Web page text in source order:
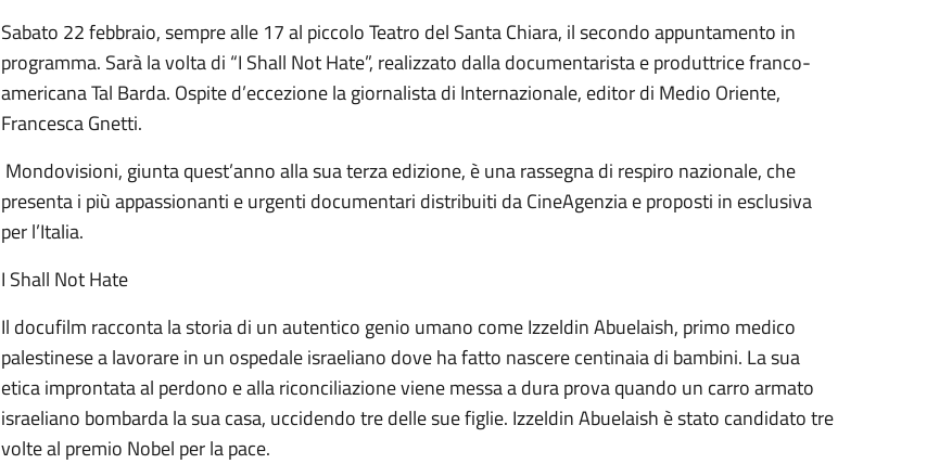
Sabato 22 febbraio, sempre alle 17 al piccolo Teatro del Santa Chiara, il secondo appuntamento in
programma. Sarà la volta di “I Shall Not Hate”, realizzato dalla documentarista e produttrice franco-
americana Tal Barda. Ospite d’eccezione la giornalista di Internazionale, editor di Medio Oriente,
Francesca Gnetti.
Mondovisioni, giunta quest’anno alla sua terza edizione, è una rassegna di respiro nazionale, che
presenta i più appassionanti e urgenti documentari distribuiti da CineAgenzia e proposti in esclusiva
per l’Italia.
I Shall Not Hate
Il docufilm racconta la storia di un autentico genio umano come Izzeldin Abuelaish, primo medico
palestinese a lavorare in un ospedale israeliano dove ha fatto nascere centinaia di bambini. La sua
etica improntata al perdono e alla riconciliazione viene messa a dura prova quando un carro armato
israeliano bombarda la sua casa, uccidendo tre delle sue figlie. Izzeldin Abuelaish è stato candidato tre
volte al premio Nobel per la pace.